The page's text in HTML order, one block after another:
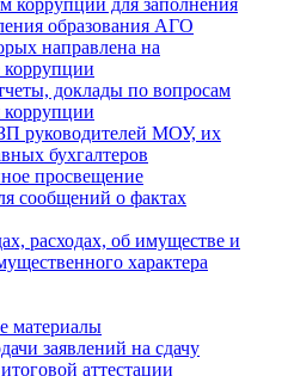
коррупции для заполнения
образования АГО
направлена на
коррупции
доклады по вопросам
коррупции
руководителей МОУ, их
бухгалтеров
просвещение
сообщений о фактах
расходах, об имуществе и
характера
материалы
заявлений на сдачу
аттестации